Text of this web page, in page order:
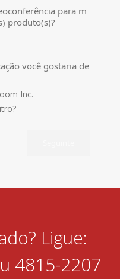
para m
produto(s)?
você gostaria de
Inc.
Ligue:
4815-2207